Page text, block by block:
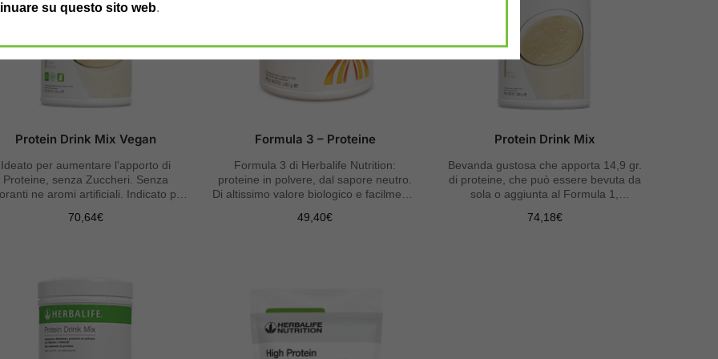
su questo sito web.
Protein Drink Mix Vegan
Ideato per aumentare l'apporto di
Proteine, senza Zuccheri. Senza
ne aromi artificiali. Indicato per
70,64€
Formula 3 – Proteine
Formula 3 di Herbalife Nutrition:
proteine in polvere, dal sapore neutro.
Di altissimo valore biologico e facilmente
49,40€
Protein Drink Mix
Bevanda gustosa che apporta 14,9 gr.
di proteine, che può essere bevuta da
sola o aggiunta al Formula 1,
74,18€